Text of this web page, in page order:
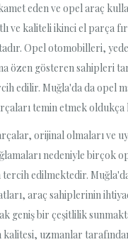
eden ve opel araç
ve kaliteli ikinci el parça
Opel otomobilleri,
özen gösteren sahipleri
edilir. Muğla'da da opel
temin etmek oldukça
orijinal olmaları ve
nedeniyle birçok
tercih edilmektedir.
araç sahiplerinin
geniş bir çeşitlilik
kalitesi, uzmanlar